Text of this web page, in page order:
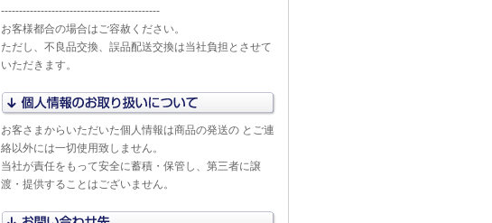
--------------------------------------------
お客様都合の場合はご容赦ください。
ただし、不良品交換、誤品配送交換は当社負担とさせて
いただきます。
お客さまからいただいた個人情報は商品の発送の とご連
絡以外には一切使用致しません。
当社が責任をもって安全に蓄積・保管し、第三者に譲
渡・提供することはございません。